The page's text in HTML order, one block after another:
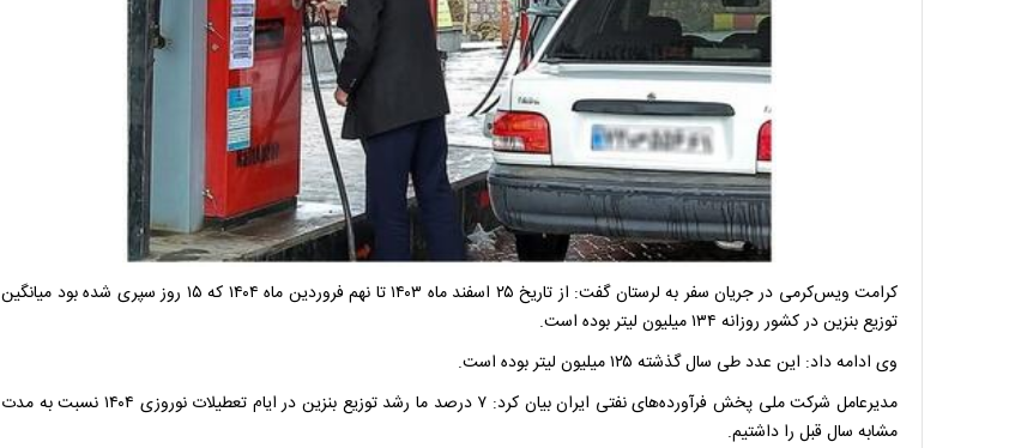
کرامت ویس‌کرمی در جریان سفر به لرستان گفت: از تاریخ ۲۵ اسفند ماه ۱۴۰۳ تا نهم فروردین ماه ۱۴۰۴ که ۱۵ روز سپری شده بود میانگین
توزیع بنزین در کشور روزانه ۱۳۴ میلیون لیتر بوده است.
وی ادامه داد: این عدد طی سال گذشته ۱۲۵ میلیون لیتر بوده است.
مدیرعامل شرکت ملی پخش فرآورده‌های نفتی ایران بیان کرد: ۷ درصد ما رشد توزیع بنزین در ایام تعطیلات نوروزی ۱۴۰۴ نسبت به مدت
مشابه سال قبل را داشتیم.